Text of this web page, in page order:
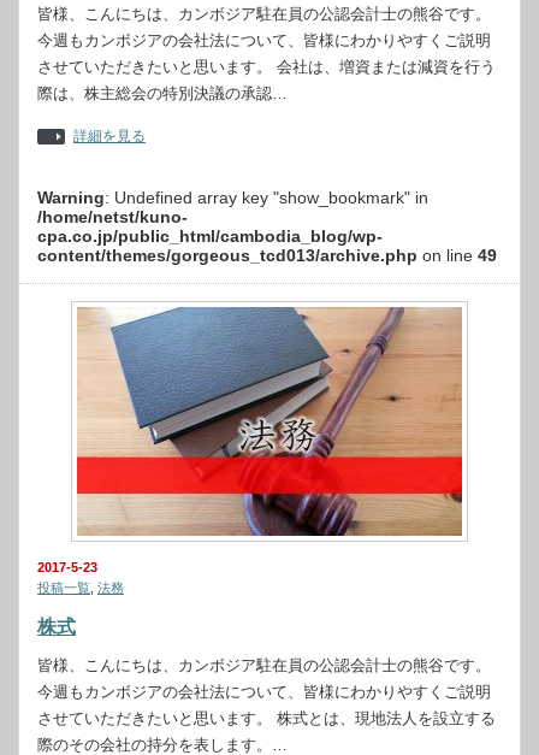
皆様、こんにちは、カンボジア駐在員の公認会計士の熊谷です。
今週もカンボジアの会社法について、皆様にわかりやすくご説明
させていただきたいと思います。 会社は、増資または減資を行う
際は、株主総会の特別決議の承認…
詳細を見る
Warning: Undefined array key "show_bookmark" in
/home/netst/kuno-
cpa.co.jp/public_html/cambodia_blog/wp-
content/themes/gorgeous_tcd013/archive.php on line 49
2017-5-23
投稿一覧 法務
株式
皆様、こんにちは、カンボジア駐在員の公認会計士の熊谷です。
今週もカンボジアの会社法について、皆様にわかりやすくご説明
させていただきたいと思います。 株式とは、現地法人を設立する
際のその会社の持分を表します。…